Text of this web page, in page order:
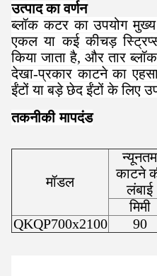
उत्पाद का वर्णन
ब्लॉक कटर का उपयोग मुख्य
एकल या कई कीचड़
किया जाता है, और तार
देखा-प्रकार काटने का
ईंटों या बड़े छेद ईंटों के लिए
तकनीकी मापदंड
मॉडल
न्यूनतम
काटने
लंबाई
मिमी
QKQP700x2100
90